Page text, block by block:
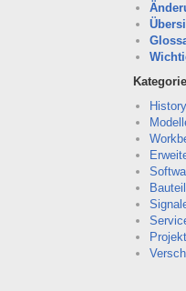
History